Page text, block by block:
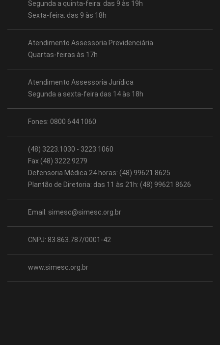
Segunda a quinta-feira: das 9 às 19h
Sexta-feira: das 9 às 18h
Atendimento Assessoria Previdenciária
Quartas-feiras às 17h
Atendimento Assessoria Jurídica
Segunda a sexta-feira das 14 às 18h
Fones: 0800 644 1060
(48) 3223.1030 - 3223.1060
Fax (48) 3222.9279
Defensoria Médica 24 horas: (48) 99621 8625
Plantão de Diretoria: das 11 às 21h: (48) 99621 8626
Email: simesc@simesc.org.br
CNPJ: 83.863.787/0001-42
www.simesc.org.br